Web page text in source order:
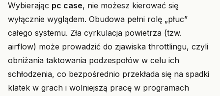
Wybierając pc case, nie możesz kierować się
wyłącznie wyglądem. Obudowa pełni rolę „płuc”
całego systemu. Zła cyrkulacja powietrza (tzw.
airflow) może prowadzić do zjawiska throttlingu, czyli
obniżania taktowania podzespołów w celu ich
schłodzenia, co bezpośrednio przekłada się na spadki
klatek w grach i wolniejszą pracę w programach